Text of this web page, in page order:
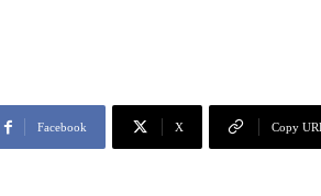
Facebook X Copy